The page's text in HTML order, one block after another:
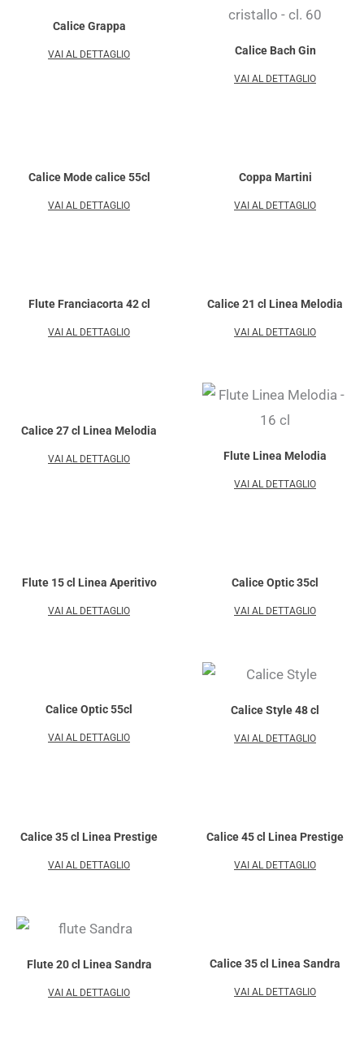
Calice Grappa
VAI AL DETTAGLIO Calice Bach Gin
VAI AL DETTAGLIO
Calice Mode calice 55cl
VAI AL DETTAGLIO
Coppa Martini
VAI AL DETTAGLIO
Flute Franciacorta 42 cl
VAI AL DETTAGLIO
Calice 21 cl Linea Melodia
VAI AL DETTAGLIO
Calice 27 cl Linea Melodia
VAI AL DETTAGLIO Flute Linea Melodia
VAI AL DETTAGLIO
Flute 15 cl Linea Aperitivo
VAI AL DETTAGLIO
Calice Optic 35cl
VAI AL DETTAGLIO
Calice Optic 55cl
VAI AL DETTAGLIO
Calice Style 48 cl
VAI AL DETTAGLIO
Calice 35 cl Linea Prestige
VAI AL DETTAGLIO
Calice 45 cl Linea Prestige
VAI AL DETTAGLIO
Flute 20 cl Linea Sandra
VAI AL DETTAGLIO
Calice 35 cl Linea Sandra
VAI AL DETTAGLIO